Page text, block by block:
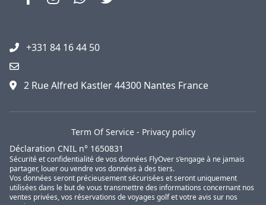
+331 84 16 44 50
2 Rue Alfred Kastler 44300 Nantes France
Term Of Service- Privacy policy
Déclaration CNIL n° 1650831
Sécurité et confidentialité de vos données FlyOver s’engage à ne jamais
partager, louer ou vendre vos données à des tiers.
Vos données seront précieusement sécurisées et seront uniquement
utilisées dans le but de vous transmettre des informations concernant nos
ventes privées, vos réservations de voyages golf et votre avis sur nos